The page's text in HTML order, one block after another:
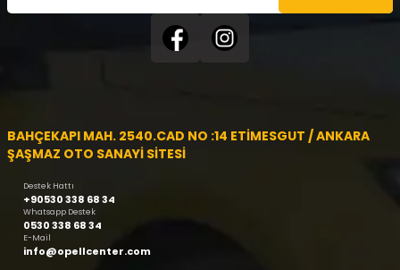
BAHÇEKAPI MAH. 2540.CAD NO :14 ETİMESGUT / ANKARA
ŞAŞMAZ OTO SANAYİ SİTESİ
Destek Hattı
+90530 338 68 34
Whatsapp Destek
0530 338 68 34
E-Mail
info@opellcenter.com